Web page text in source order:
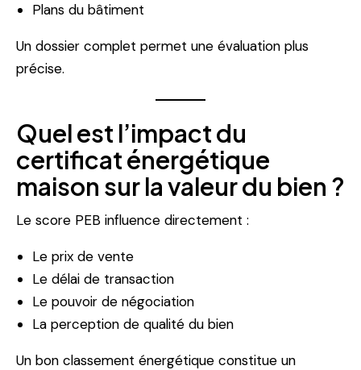
Plans du bâtiment
Un dossier complet permet une évaluation plus
précise.
Quel est l’impact du
certificat énergétique
maison sur la valeur du bien ?
Le score PEB influence directement :
Le prix de vente
Le délai de transaction
Le pouvoir de négociation
La perception de qualité du bien
Un bon classement énergétique constitue un